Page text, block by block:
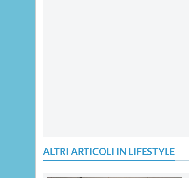
ALTRI ARTICOLI IN LIFESTYLE